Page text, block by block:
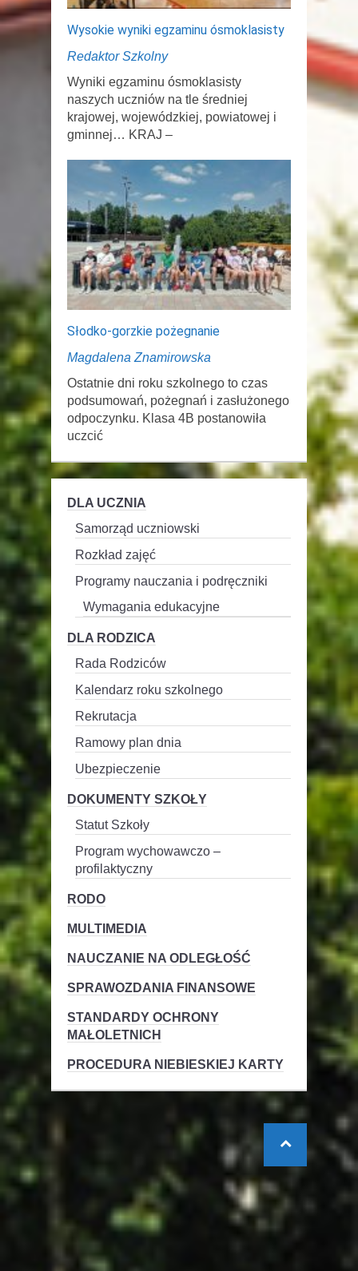
Wysokie wyniki egzaminu ósmoklasisty
Redaktor Szkolny
Wyniki egzaminu ósmoklasisty
naszych uczniów na tle średniej
krajowej, wojewódzkiej, powiatowej i
gminnej… KRAJ –
Słodko-gorzkie pożegnanie
Magdalena Znamirowska
Ostatnie dni roku szkolnego to czas
podsumowań, pożegnań i zasłużonego
odpoczynku. Klasa 4B postanowiła
uczcić
DLA UCZNIA
Samorząd uczniowski
Rozkład zajęć
Programy nauczania i podręczniki
Wymagania edukacyjne
DLA RODZICA
Rada Rodziców
Kalendarz roku szkolnego
Rekrutacja
Ramowy plan dnia
Ubezpieczenie
DOKUMENTY SZKOŁY
Statut Szkoły
Program wychowawczo –
profilaktyczny
RODO
MULTIMEDIA
NAUCZANIE NA ODLEGŁOŚĆ
SPRAWOZDANIA FINANSOWE
STANDARDY OCHRONY
MAŁOLETNICH
PROCEDURA NIEBIESKIEJ KARTY